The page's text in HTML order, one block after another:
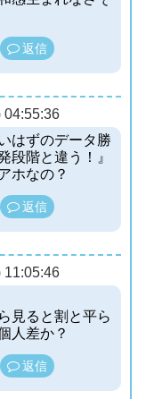
返信
04:55:36
はずのデータ勝
段階と違う！』
ホなの？
返信
11:05:46
見ると割と平ら
人差か？
返信